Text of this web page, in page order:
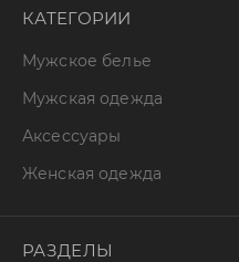
КАТЕГОРИИ
Мужское белье
Мужская одежда
Аксессуары
Женская одежда
РАЗДЕЛЫ